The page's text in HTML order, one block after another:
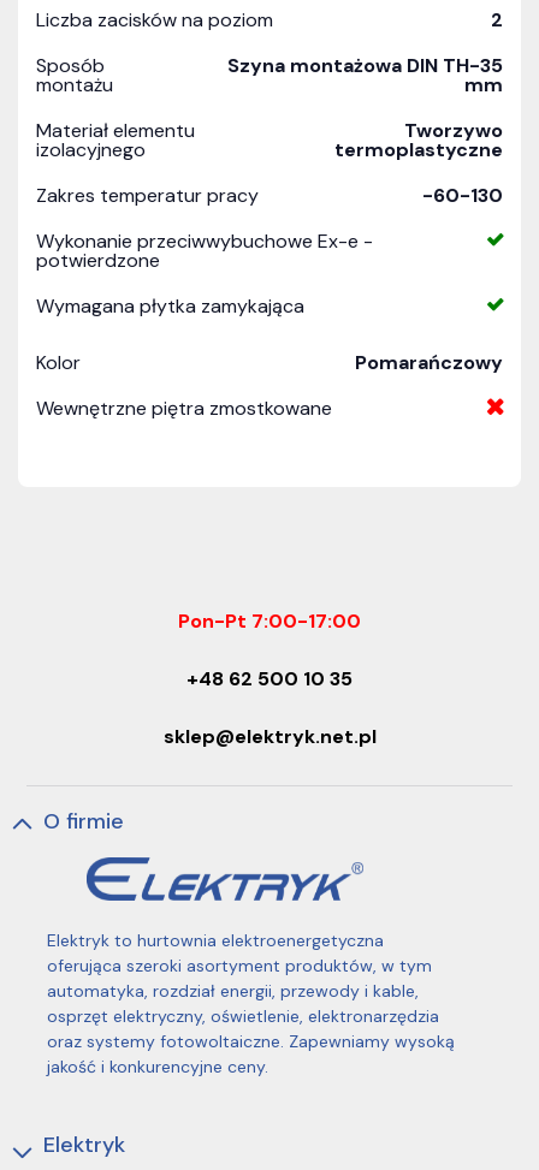
Liczba zacisków na poziom
2
Sposób
montażu
Szyna montażowa DIN TH-35
mm
Materiał elementu
izolacyjnego
Tworzywo
termoplastyczne
Zakres temperatur pracy
-60-130
Wykonanie przeciwwybuchowe Ex-e -
potwierdzone
Wymagana płytka zamykająca
Kolor
Pomarańczowy
Wewnętrzne piętra zmostkowane
Pon-Pt 7:00-17:00
+48 62 500 10 35
sklep@elektryk.net.pl
O firmie
Elektryk to hurtownia elektroenergetyczna
oferująca szeroki asortyment produktów, w tym
automatyka, rozdział energii, przewody i kable,
osprzęt elektryczny, oświetlenie, elektronarzędzia
oraz systemy fotowoltaiczne. Zapewniamy wysoką
jakość i konkurencyjne ceny.
Elektryk